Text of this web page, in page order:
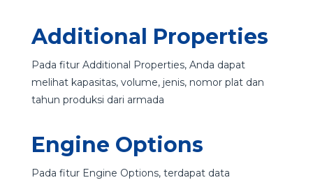
Additional Properties
Pada fitur Additional Properties, Anda dapat
melihat kapasitas, volume, jenis, nomor plat dan
tahun produksi dari armada
Engine Options
Pada fitur Engine Options, terdapat data